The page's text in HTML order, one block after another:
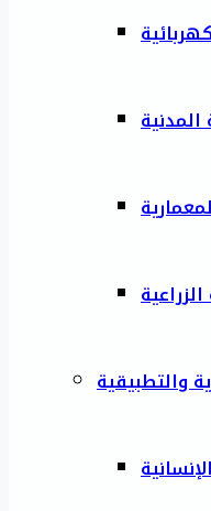
والتطبيقية